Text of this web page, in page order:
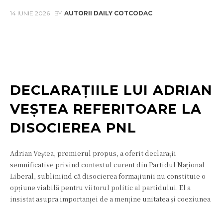
14 IUNIE 2026 BY AUTORII DAILY COTCODAC
DECLARAȚIILE LUI ADRIAN
VEȘTEA REFERITOARE LA
DISOCIEREA PNL
Adrian Veștea, premierul propus, a oferit declarații
semnificative privind contextul curent din Partidul Național
Liberal, subliniind că disocierea formațiunii nu constituie o
opțiune viabilă pentru viitorul politic al partidului. El a
insistat asupra importanței de a menține unitatea și coeziunea